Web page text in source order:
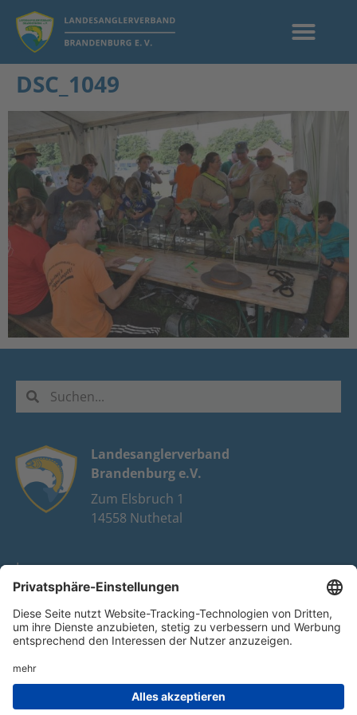
DSC_1049
Landesanglerverband
Brandenburg e.V.
Zum Elsbruch 1
14558 Nuthetal
Impressum
Datenschutz
FAQ